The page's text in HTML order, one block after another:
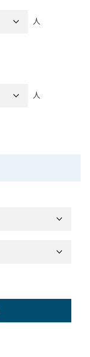
人
人